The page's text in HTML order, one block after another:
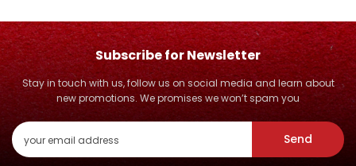
Subscribe for Newsletter
Stay in touch with us, follow us on social media and learn about
new promotions. We promises we won’t spam you
Send